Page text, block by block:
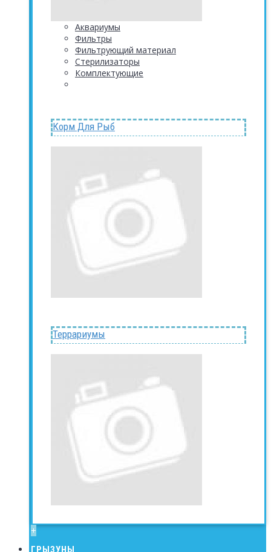
Аквариумы
Фильтры
Фильтрующий материал
Стерилизаторы
Комплектующие
Корм Для Рыб
Террариумы
+
ГРЫЗУНЫ